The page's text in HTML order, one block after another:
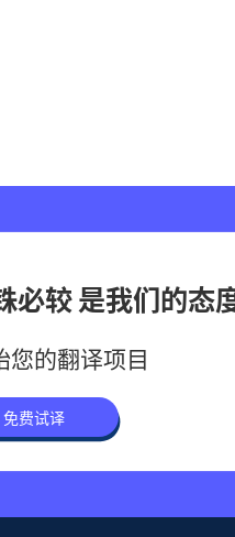
必较 是我们的态
您的翻译项目
免费试译